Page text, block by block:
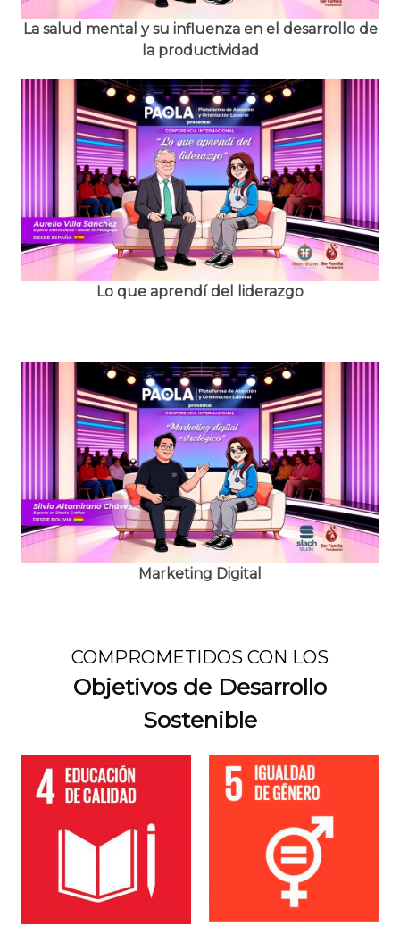
La salud mental y su influenza en el desarrollo de
la productividad
Lorem Ipsum has been the industry's standard dummy text ever
since the 1500s.
Lo que aprendí del liderazgo
Lorem Ipsum has been the industry's standard dummy text ever
since the 1500s.
Marketing Digital
COMPROMETIDOS CON LOS
Objetivos de Desarrollo
Sostenible